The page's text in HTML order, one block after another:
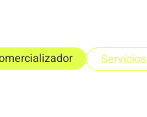
Servicios